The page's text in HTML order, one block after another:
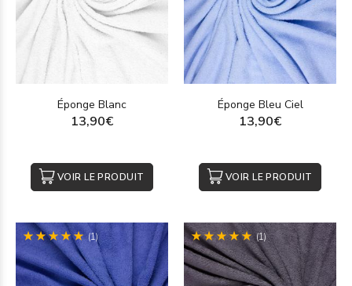
Éponge Blanc
13,90€
VOIR LE PRODUIT
Éponge Bleu Ciel
13,90€
VOIR LE PRODUIT
(1) (1)